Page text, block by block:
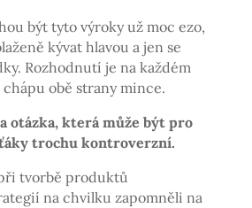
být tyto výroky už moc ezo,
kývat hlavou a jen se
Rozhodnutí je na každém
obě strany mince.
otázka, která může být pro
trochu kontroverzní.
tvorbě produktů
na chvilku zapomněli na